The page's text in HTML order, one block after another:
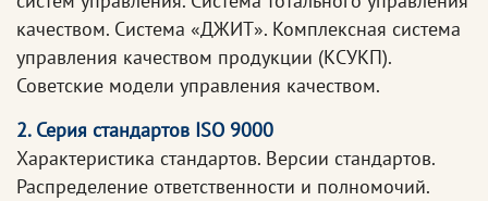
качеством. Система «ДЖИТ». Комплексная система
управления качеством продукции (КСУКП).
Советские модели управления качеством.
2. Серия стандартов ISO 9000
Характеристика стандартов. Версии стандартов.
Распределение ответственности и полномочий.